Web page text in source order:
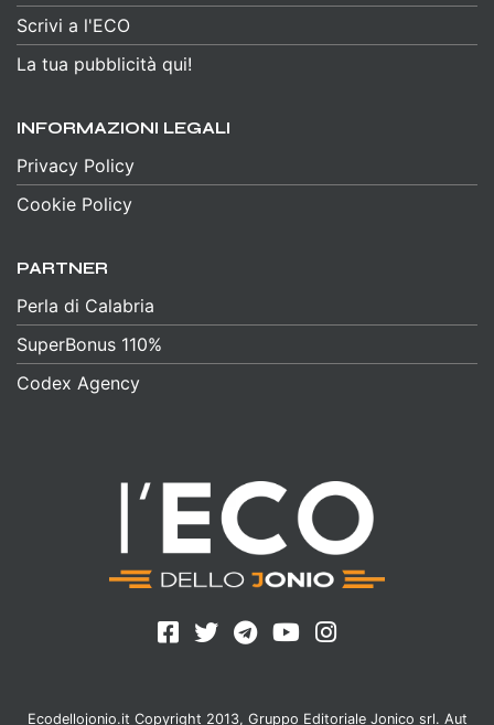
Scrivi a l'ECO
La tua pubblicità qui!
INFORMAZIONI LEGALI
Privacy Policy
Cookie Policy
PARTNER
Perla di Calabria
SuperBonus 110%
Codex Agency
Ecodellojonio.it Copyright 2013, Gruppo Editoriale Jonico srl. Aut